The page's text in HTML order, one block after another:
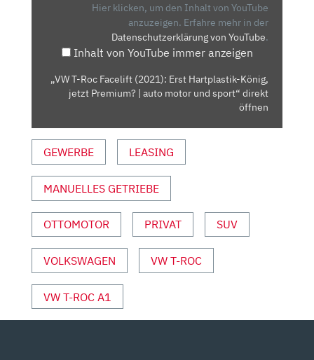
KÖNIG,
JETZT
PREMIUM?
MOTOR
UND
SPORT“
VON
ANZEIGEN
Hier klicken, um den Inhalt von YouTube
anzuzeigen. Erfahre mehr in der
Datenschutzerklärung von YouTube.
Inhalt von YouTube immer anzeigen
„VW T-Roc Facelift (2021): Erst Hartplastik-König,
jetzt Premium? | auto motor und sport“ direkt
öffnen
GEWERBE LEASING
MANUELLES GETRIEBE
OTTOMOTOR PRIVAT SUV
VOLKSWAGEN VW T-ROC
VW T-ROC A1